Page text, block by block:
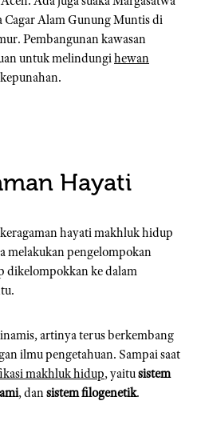
Cagar Alam Gunung Muntis di
Pembangunan kawasan
untuk melindungihewan
Hayati
hayati makhluk hidup
melakukan pengelompokan
dikelompokkan ke dalam
artinya terus berkembang
ilmu pengetahuan. Sampai saat
makhluk hidup, yaitusistem
, dansistem filogenetik.